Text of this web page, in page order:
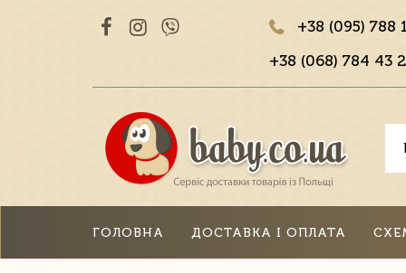
+38 (095) 788
+38 (068) 784 43
ГОЛОВНА ДОСТАВКА І ОПЛАТА